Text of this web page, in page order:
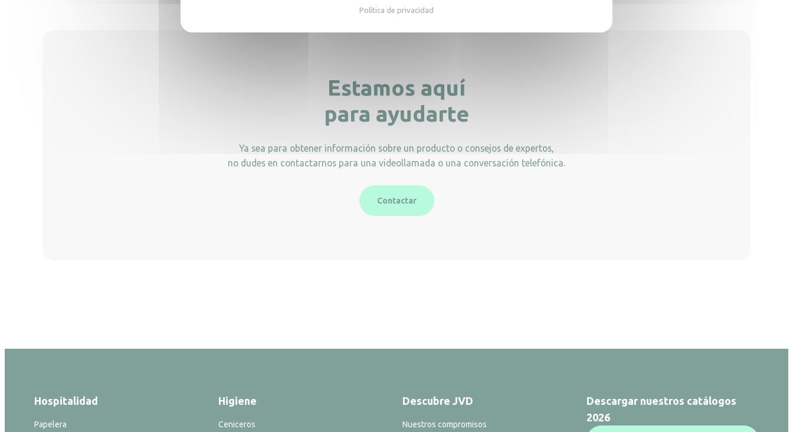
Estamos aquí
para ayudarte
Ya sea para obtener información sobre un producto o consejos de expertos,
no dudes en contactarnos para una videollamada o una conversación telefónica.
Contactar
Hospitalidad
Papelera
Higiene
Ceniceros
Descubre JVD
Nuestros compromisos
Descargar nuestros catálogos
2026
Política de privacidad